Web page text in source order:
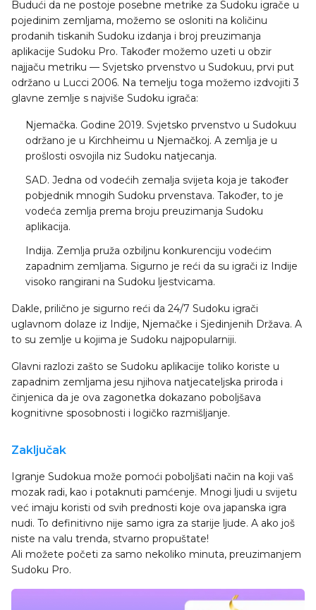
Budući da ne postoje posebne metrike za Sudoku igrače u
pojedinim zemljama, možemo se osloniti na količinu
prodanih tiskanih Sudoku izdanja i broj preuzimanja
aplikacije Sudoku Pro. Također možemo uzeti u obzir
najjaču metriku — Svjetsko prvenstvo u Sudokuu, prvi put
održano u Lucci 2006. Na temelju toga možemo izdvojiti 3
glavne zemlje s najviše Sudoku igrača:
Njemačka. Godine 2019. Svjetsko prvenstvo u Sudokuu
održano je u Kirchheimu u Njemačkoj. A zemlja je u
prošlosti osvojila niz Sudoku natjecanja.
SAD. Jedna od vodećih zemalja svijeta koja je također
pobjednik mnogih Sudoku prvenstava. Također, to je
vodeća zemlja prema broju preuzimanja Sudoku
aplikacija.
Indija. Zemlja pruža ozbiljnu konkurenciju vodećim
zapadnim zemljama. Sigurno je reći da su igrači iz Indije
visoko rangirani na Sudoku ljestvicama.
Dakle, prilično je sigurno reći da 24/7 Sudoku igrači
uglavnom dolaze iz Indije, Njemačke i Sjedinjenih Država. A
to su zemlje u kojima je Sudoku najpopularniji.
Glavni razlozi zašto se Sudoku aplikacije toliko koriste u
zapadnim zemljama jesu njihova natjecateljska priroda i
činjenica da je ova zagonetka dokazano poboljšava
kognitivne sposobnosti i logičko razmišljanje.
Zaključak
Igranje Sudokua može pomoći poboljšati način na koji vaš
mozak radi, kao i potaknuti pamćenje. Mnogi ljudi u svijetu
već imaju koristi od svih prednosti koje ova japanska igra
nudi. To definitivno nije samo igra za starije ljude. A ako još
niste na valu trenda, stvarno propuštate!
Ali možete početi za samo nekoliko minuta, preuzimanjem
Sudoku Pro.